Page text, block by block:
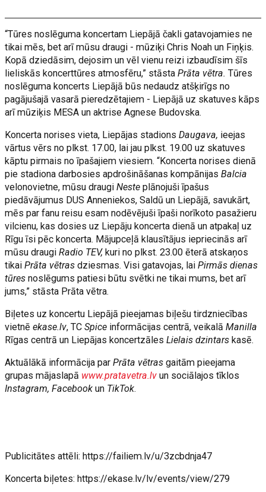
“Tūres noslēguma koncertam Liepājā čakli gatavojamies ne
tikai mēs, bet arī mūsu draugi - mūziķi Chris Noah un Fiņķis.
Kopā dziedāsim, dejosim un vēl vienu reizi izbaudīsim šīs
lieliskās koncerttūres atmosfēru,” stāstaPrāta vētra. Tūres
noslēguma koncerts Liepājā būs nedaudz atšķirīgs no
pagājušajā vasarā pieredzētajiem - Liepājā uz skatuves kāps
arī mūziķis MESA un aktrise Agnese Budovska.
Koncerta norises vieta, Liepājas stadionsDaugava, ieejas
vārtus vērs no plkst. 17.00, lai jau plkst. 19.00 uz skatuves
kāptu pirmais no īpašajiem viesiem. “Koncerta norises dienā
pie stadiona darbosies apdrošināšanas kompānijasBalcia
velonovietne, mūsu draugiNeste plānojuši īpašus
piedāvājumus DUS Anneniekos, Saldū un Liepājā, savukārt,
mēs par fanu reisu esam nodēvējuši īpaši norīkoto pasažieru
vilcienu, kas dosies uz Liepāju koncerta dienā un atpakaļ uz
Rīgu īsi pēc koncerta. Mājupceļā klausītājus iepriecinās arī
mūsu draugiRadio TEV, kuri no plkst. 23.00 ēterā atskaņos
tikaiPrāta vētras dziesmas. Visi gatavojas, laiPirmās dienas
tūres noslēgums patiesi būtu svētki ne tikai mums, bet arī
jums,” stāsta Prāta vētra.
Biļetes uz koncertu Liepājā pieejamas biļešu tirdzniecības
vietnēekase.lv, TCSpice informācijas centrā, veikalāManilla
Rīgas centrā un Liepājas koncertzālesLielais dzintarskasē.
Aktuālākā informācija parPrāta vētras gaitām pieejama
grupas mājaslapā www.pratavetra.lv un sociālajos tīklos
Instagram, Facebookun TikTok.
Publicitātes attēli: https://failiem.lv/u/3zcbdnja47
Koncerta biļetes: https://ekase.lv/lv/events/view/279